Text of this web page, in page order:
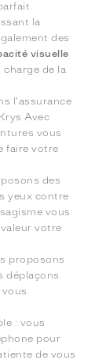
la
des
visuelle
charge de la
l'assurance
Avec
vous
faire votre
des
yeux contre
vous
votre
proposons
déplaçons
: vous
pour
de vous